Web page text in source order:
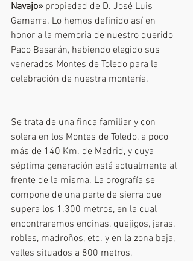
Navajo» propiedad de D. José Luis
Gamarra. Lo hemos definido así en
honor a la memoria de nuestro querido
Paco Basarán, habiendo elegido sus
venerados Montes de Toledo para la
celebración de nuestra montería.
Se trata de una finca familiar y con
solera en los Montes de Toledo, a poco
más de 140 Km. de Madrid, y cuya
séptima generación está actualmente al
frente de la misma. La orografía se
compone de una parte de sierra que
supera los 1.300 metros, en la cual
encontraremos encinas, quejigos, jaras,
robles, madroños, etc. y en la zona baja,
valles situados a 800 metros,